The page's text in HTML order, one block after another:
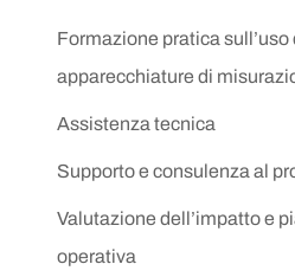
Formazione pratica sull’uso
apparecchiature di
Assistenza tecnica
Supporto e consulenza al
Valutazione dell’impatto e
operativa